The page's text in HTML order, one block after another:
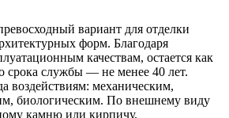
вариант для отделки
форм. Благодаря
качествам, остается как
срока службы — не менее 40 лет.
воздействиям: механическим,
биологическим. По внешнему виду
камню или кирпичу.